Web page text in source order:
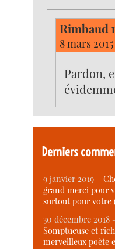
Rimbaud
8 mars
Pardon,
Derniers
9 janvier 2019 –
grand merci pour
surtout pour votre
30 décembre 2018
Somptueuse et
merveilleux poète